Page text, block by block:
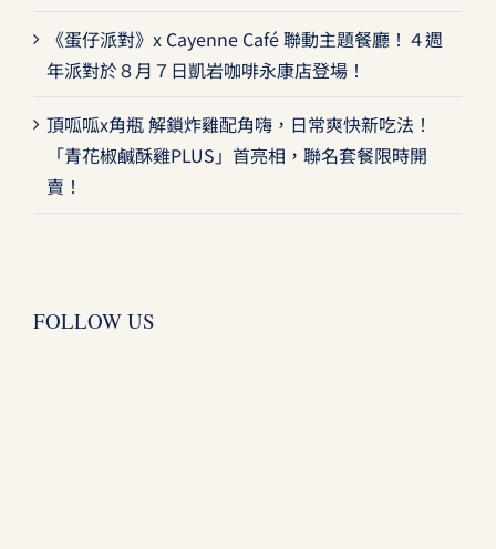
《蛋仔派對》x Cayenne Café 聯動主題餐廳！４週
年派對於８月７日凱岩咖啡永康店登場！
頂呱呱x角瓶 解鎖炸雞配角嗨，日常爽快新吃法！
「青花椒鹹酥雞PLUS」首亮相，聯名套餐限時開
賣！
FOLLOW US